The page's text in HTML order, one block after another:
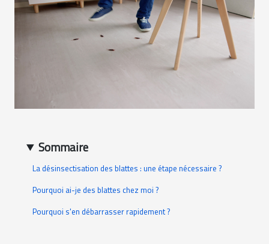
Sommaire
La désinsectisation des blattes : une étape nécessaire ?
Pourquoi ai-je des blattes chez moi ?
Pourquoi s'en débarrasser rapidement ?